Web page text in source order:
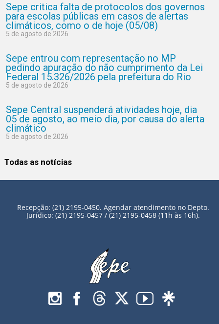
Sepe critica falta de protocolos dos governos
para escolas públicas em casos de alertas
climáticos, como o de hoje (05/08)
5 de agosto de 2026
Sepe entrou com representação no MP
pedindo apuração do não cumprimento da Lei
Federal 15.326/2026 pela prefeitura do Rio
5 de agosto de 2026
Sepe Central suspenderá atividades hoje, dia
05 de agosto, ao meio dia, por causa do alerta
climático
5 de agosto de 2026
Todas as notícias
Recepção: (21) 2195-0450. Agendar atendimento no Depto.
Jurídico: (21) 2195-0457 / (21) 2195-0458 (11h às 16h).